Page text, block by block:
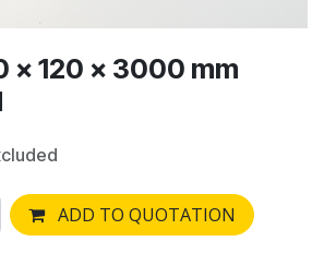
x 120 x 3000 mm
ADD TO QUOTATION